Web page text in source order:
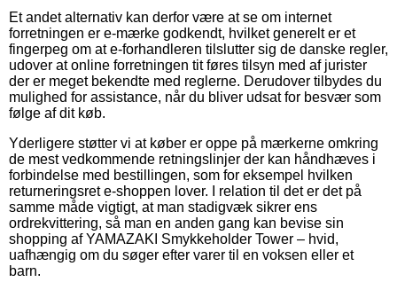
Et andet alternativ kan derfor være at se om internet
forretningen er e-mærke godkendt, hvilket generelt er et
fingerpeg om at e-forhandleren tilslutter sig de danske regler,
udover at online forretningen tit føres tilsyn med af jurister
der er meget bekendte med reglerne. Derudover tilbydes du
mulighed for assistance, når du bliver udsat for besvær som
følge af dit køb.
Yderligere støtter vi at køber er oppe på mærkerne omkring
de mest vedkommende retningslinjer der kan håndhæves i
forbindelse med bestillingen, som for eksempel hvilken
returneringsret e-shoppen lover. I relation til det er det på
samme måde vigtigt, at man stadigvæk sikrer ens
ordrekvittering, så man en anden gang kan bevise sin
shopping af YAMAZAKI Smykkeholder Tower – hvid,
uafhængig om du søger efter varer til en voksen eller et
barn.